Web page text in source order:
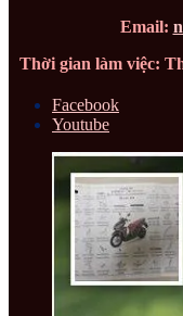
Email:
Thời gian làm việc:
Facebook
Youtube